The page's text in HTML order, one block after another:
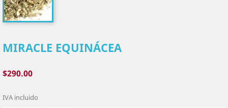
MIRACLE EQUINÁCEA
$290.00
IVA incluido